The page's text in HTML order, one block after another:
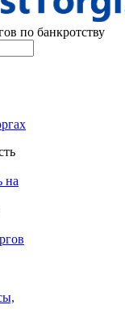
по банкротству
на